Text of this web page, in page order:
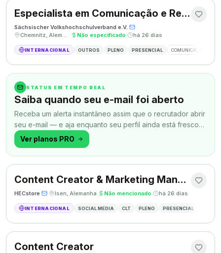
Especialista em Comunicação e Relações Públicas
Sächsischer Volkshochschulverband e.V.·
·
Chemnitz, Alemanha · Não especificado· há 26 dias
INTERNACIONAL OUTROS PLENO PRESENCIAL COMUNICAÇÃO
STATUS EM TEMPO REAL
Saiba quando seu e-mail foi aberto
Receba um alerta instantâneo assim que o recrutador abrir
seu e-mail — e aja enquanto seu perfil ainda está fresco
na memória.
Ver planos PRO
Content Creator & Marketing Manager
HECstore· · Isen, Alemanha· Não mencionado· há 26 dias
INTERNACIONAL SOCIAL MEDIA CLT PLENO PRESENCIAL
Content Creator